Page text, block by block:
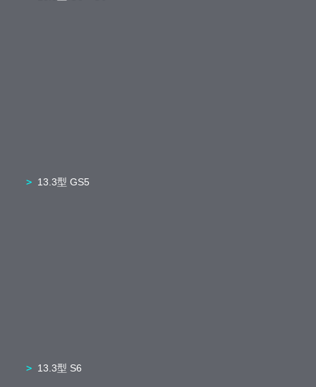
13.3型 GS5
13.3型 S6